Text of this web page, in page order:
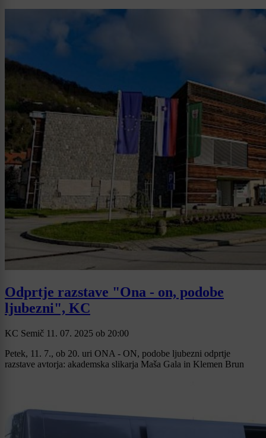
Odprtje razstave "Ona - on, podobe
ljubezni", KC
KC Semič 11. 07. 2025 ob 20:00
Petek, 11. 7., ob 20. uri ONA - ON, podobe ljubezni odprtje
razstave avtorja: akademska slikarja Maša Gala in Klemen Brun